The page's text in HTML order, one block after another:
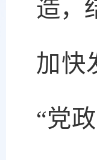
造，
加快
“党